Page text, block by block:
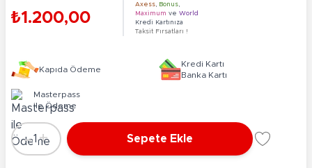
₺1.200,00
Axess Bonus
Maximum ve World
Kredi Kartınıza
Taksit Fırsatları !
Kapıda Ödeme
Kredi Kartı
Banka Kartı
Masterpass
ile Ödeme
Adet
-1 + Sepete Ekle